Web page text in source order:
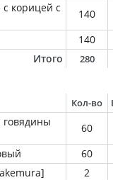
корицей с
140
140
Итого
280
Кол-во
говядины
60
60
2